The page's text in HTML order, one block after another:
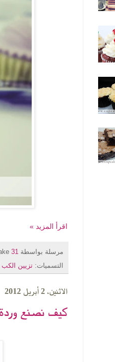
اقرأ المزيد »
مرسلة بواسطة31 التعليقات
التسميات:تزيين
الاثنين، 2 أبريل 2012
كيف نصنع